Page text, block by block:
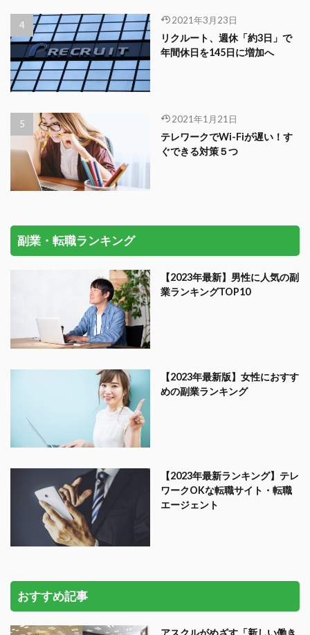
2021年3月23日
リクルート、週休「約3日」で
年間休日を145日に増加へ
2021年1月21日
テレワークでWi-Fiが遅い！す
ぐできる対策５つ
副業・転職ランキング
【2023年最新】男性に人気の副
業ランキングTOP10
【2023年最新版】女性におすす
めの副業ランキング
【2023年最新ランキング】テレ
ワークOKな転職サイト・転職
エージェント
おすすめ記事